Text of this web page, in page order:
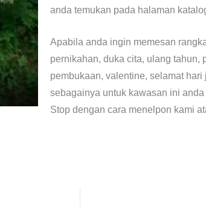
anda temukan pada halaman
Apabila anda ingin memesan
pernikahan, duka cita, ulang tahun,
pembukaan, valentine, selamat
sebagainya untuk kawasan ini
Stop dengan cara menelpon kami